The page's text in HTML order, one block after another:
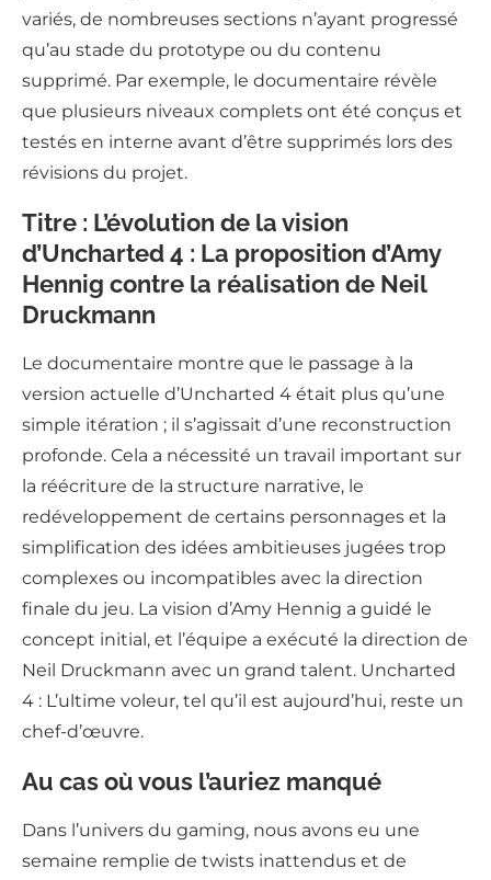
variés, de nombreuses sections n’ayant progressé
qu’au stade du prototype ou du contenu
supprimé. Par exemple, le documentaire révèle
que plusieurs niveaux complets ont été conçus et
testés en interne avant d’être supprimés lors des
révisions du projet.
Titre : L’évolution de la vision
d’Uncharted 4 : La proposition d’Amy
Hennig contre la réalisation de Neil
Druckmann
Le documentaire montre que le passage à la
version actuelle d’Uncharted 4 était plus qu’une
simple itération ; il s’agissait d’une reconstruction
profonde. Cela a nécessité un travail important sur
la réécriture de la structure narrative, le
redéveloppement de certains personnages et la
simplification des idées ambitieuses jugées trop
complexes ou incompatibles avec la direction
finale du jeu. La vision d’Amy Hennig a guidé le
concept initial, et l’équipe a exécuté la direction de
Neil Druckmann avec un grand talent. Uncharted
4 : L’ultime voleur, tel qu’il est aujourd’hui, reste un
chef-d’œuvre.
Au cas où vous l’auriez manqué
Dans l’univers du gaming, nous avons eu une
semaine remplie de twists inattendus et de